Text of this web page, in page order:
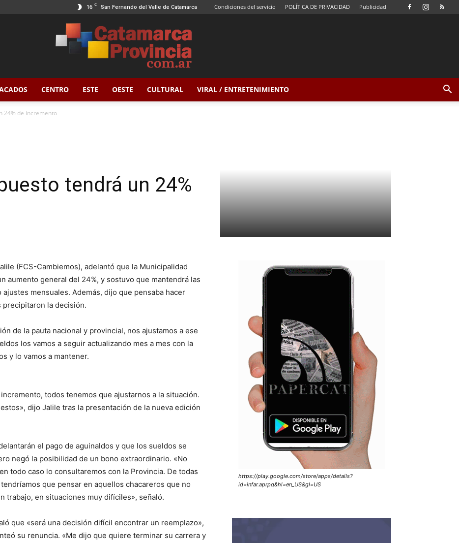
16 C San Fernando del Valle de Catamarca Condiciones del servicio POLÍTICA DE PRIVACIDAD Publicidad
Catamarca
CENTRO ESTE OESTE CULTURAL VIRAL / ENTRETENIMIENTO
24% de incremento
tendrá un 24%
(FCS-Cambiemos), adelantó que la Municipalidad
aumento general del 24%, y sostuvo que mantendrá las
mensuales. Además, dijo que pensaba hacer
precipitaron la decisión.
de la pauta nacional y provincial, nos ajustamos a ese
los vamos a seguir actualizando mes a mes con la
y lo vamos a mantener.
todos tenemos que ajustarnos a la situación.
dijo Jalile tras la presentación de la nueva edición
el pago de aguinaldos y que los sueldos se
negó la posibilidad de un bono extraordinario. «No
todo caso lo consultaremos con la Provincia. De todas
que pensar en aquellos chacareros que no
trabajo, en situaciones muy difíciles», señaló.
que «será una decisión difícil encontrar un reemplazo»,
su renuncia. «Me dijo que quiere terminar su carrera y
https://play.google.com/store/apps/details?
id=infar.aprpq&hl=en_US&gl=US